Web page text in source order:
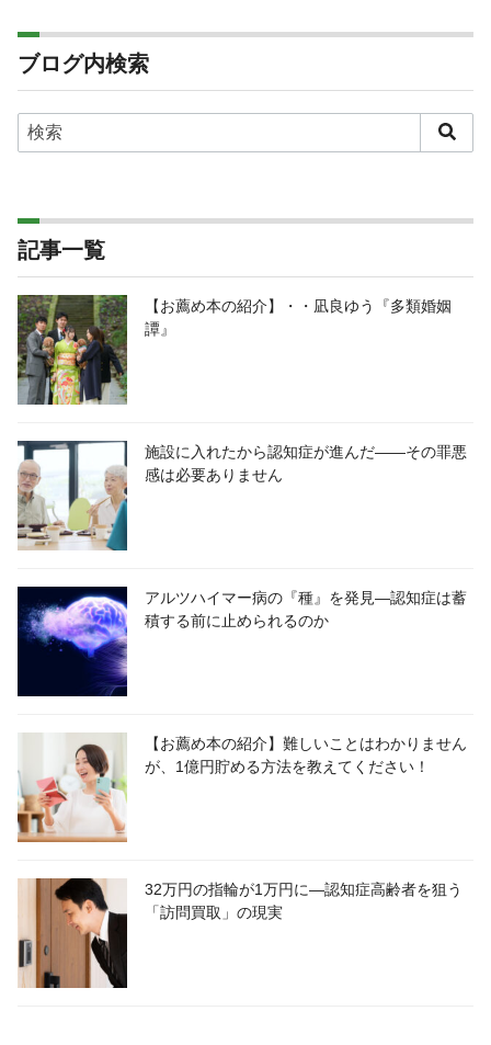
ブログ内検索
記事一覧
【お薦め本の紹介】・・凪良ゆう『多類婚姻
譚』
施設に入れたから認知症が進んだ――その罪悪
感は必要ありません
アルツハイマー病の『種』を発見―認知症は蓄
積する前に止められるのか
【お薦め本の紹介】難しいことはわかりません
が、1億円貯める方法を教えてください！
32万円の指輪が1万円に―認知症高齢者を狙う
「訪問買取」の現実